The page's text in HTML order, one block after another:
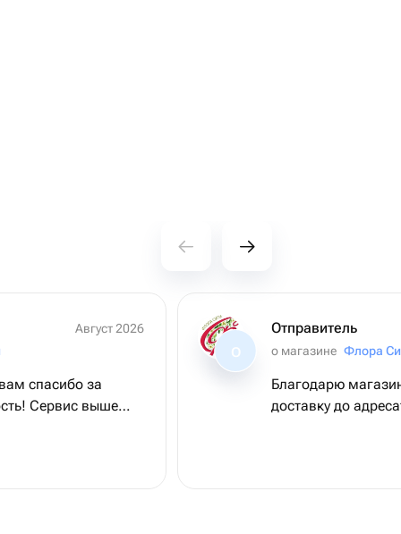
Август 2026
спасибо за
Сервис выше
очень красивый ♥️
О
Отправитель
о магазине Флора
Благодарю
доставку до